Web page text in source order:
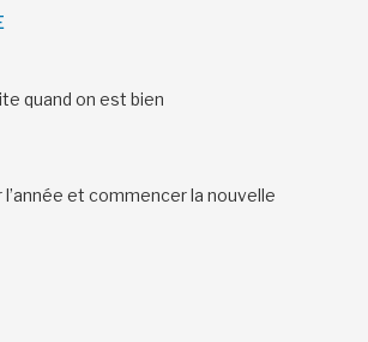
quand on est bien
et commencer la nouvelle